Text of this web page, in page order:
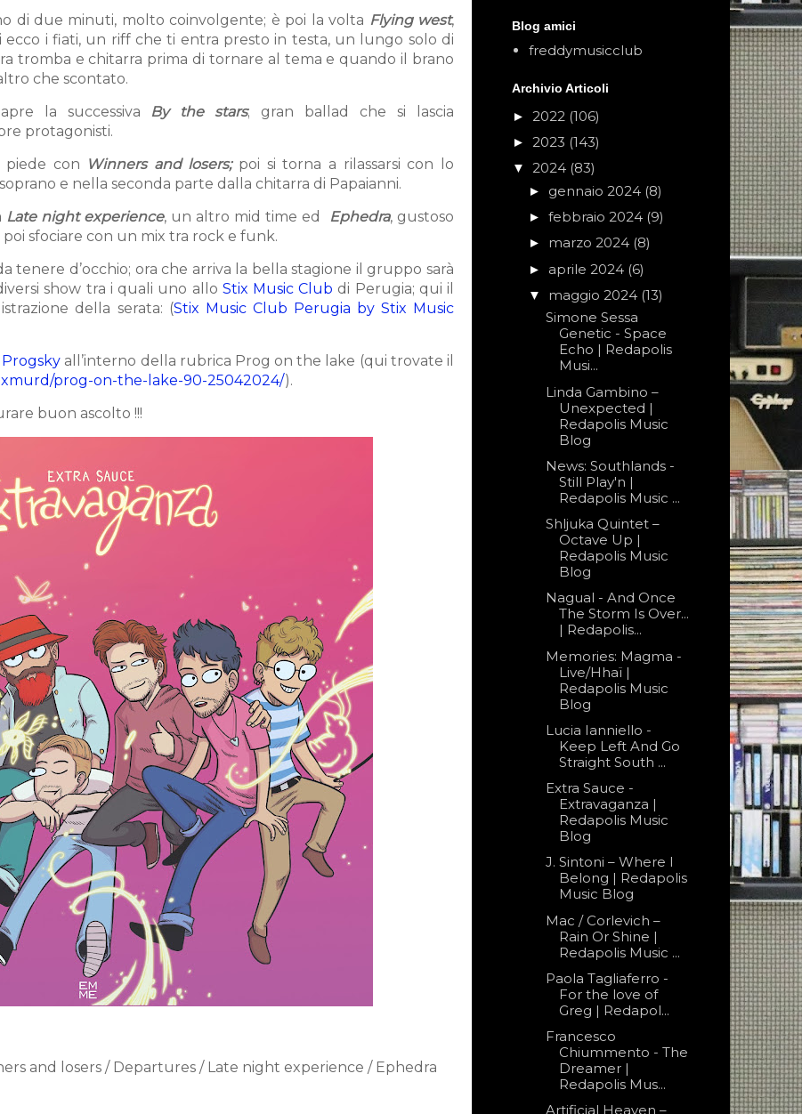
di due minuti, molto coinvolgente; è poi la volta Flying west,
ecco i fiati, un riff che ti entra presto in testa, un lungo solo di
tromba e chitarra prima di tornare al tema e quando il brano
che scontato.
la successiva By the stars; gran ballad che si lascia
protagonisti.
piede con Winners and losers;poi si torna a rilassarsi con lo
e nella seconda parte dalla chitarra di Papaianni.
Late night experience, un altro mid time ed Ephedra, gustoso
sfociare con un mix tra rock e funk.
tenere d’occhio; ora che arriva la bella stagione il gruppo sarà
show tra i quali uno allo Stix Music Club di Perugia; qui il
della serata: (Stix Music Club Perugia by Stix Music
Progsky all’interno della rubrica Prog on the lake (qui trovate il
prog-on-the-lake-90-25042024/).
buon ascolto !!!
and losers / Departures / Late night experience / Ephedra
Blog amici
freddymusicclub
Archivio Articoli
► 2022 (106)
► 2023 (143)
▼ 2024 (83)
► gennaio 2024 (8)
► febbraio 2024 (9)
► marzo 2024 (8)
► aprile 2024 (6)
▼ maggio 2024 (13)
Simone Sessa
Genetic - Space
Echo | Redapolis
Musi...
Linda Gambino –
Unexpected |
Redapolis Music
Blog
News: Southlands -
Still Play'n |
Redapolis Music ...
Shljuka Quintet –
Octave Up |
Redapolis Music
Blog
Nagual - And Once
The Storm Is Over...
| Redapolis...
Memories: Magma -
Live/Hhaï |
Redapolis Music
Blog
Lucia Ianniello -
Keep Left And Go
Straight South ...
Extra Sauce -
Extravaganza |
Redapolis Music
Blog
J. Sintoni – Where I
Belong | Redapolis
Music Blog
Mac / Corlevich –
Rain Or Shine |
Redapolis Music ...
Paola Tagliaferro -
For the love of
Greg | Redapol...
Francesco
Chiummento - The
Dreamer |
Redapolis Mus...
Artificial Heaven –